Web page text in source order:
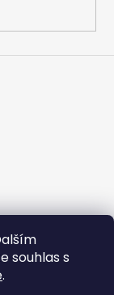
souhlas s
.